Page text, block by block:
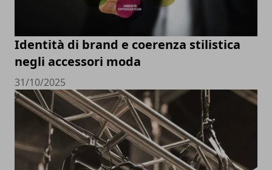
Identità di brand e coerenza stilistica
negli accessori moda
31/10/2025